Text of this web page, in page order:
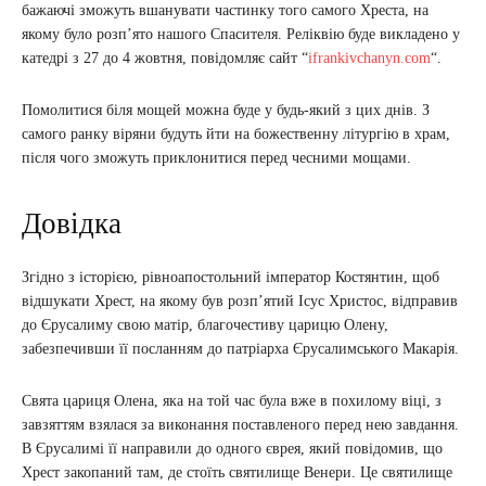
бажаючі зможуть вшанувати частинку того самого Хреста, на
якому було розп’ято нашого Спасителя. Реліквію буде викладено у
катедрі з 27 до 4 жовтня, повідомляє сайт “ifrankivchanyn.com“.
Помолитися біля мощей можна буде у будь-який з цих днів. З
самого ранку віряни будуть йти на божественну літургію в храм,
після чого зможуть приклонитися перед чесними мощами.
Довідка
Згідно з історією, рівноапостольний імператор Костянтин, щоб
відшукати Хрест, на якому був розп’ятий Ісус Христос, відправив
до Єрусалиму свою матір, благочестиву царицю Олену,
забезпечивши її посланням до патріарха Єрусалимського Макарія.
Свята цариця Олена, яка на той час була вже в похилому віці, з
завзяттям взялася за виконання поставленого перед нею завдання.
B Єрусалимі її направили до одного єврея, який повідомив, що
Хрест закопаний там, де стоїть святилище Венери. Це святилище